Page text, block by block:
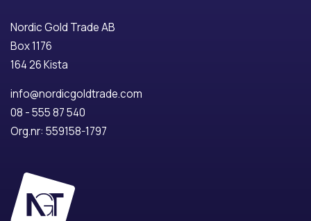
Nordic Gold Trade AB
Box 1176
164 26 Kista
info@nordicgoldtrade.com
08 - 555 87 540
Org.nr: 559158-1797